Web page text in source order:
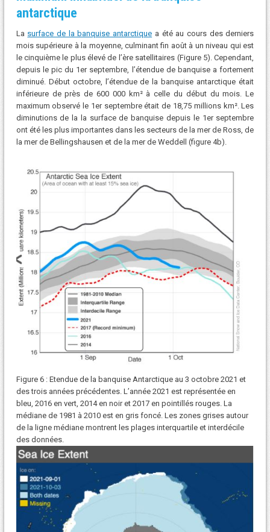
antarctique
La surface de la banquise antarctique a été au cours des derniers
mois supérieure à la moyenne, culminant fin août à un niveau qui est
le cinquième le plus élevé de l’ère satellitaires (Figure 5). Cependant,
depuis le pic du 1er septembre, l’étendue de banquise a fortement
diminué. Début octobre, l’étendue de la banquise antarctique était
inférieure de près de 600 000 km² à celle du début du mois. Le
maximum observé le 1er septembre était de 18,75 millions km². Les
diminutions de la la surface de banquise depuis le 1er septembre
ont été les plus importantes dans les secteurs de la mer de Ross, de
la mer de Bellingshausen et de la mer de Weddell (figure 4b).
Figure 6 : Etendue de la banquise Antarctique au 3 octobre 2021 et
des trois années précédentes. L’année 2021 est représentée en
bleu, 2016 en vert, 2014 en noir et 2017 en pointillés rouges. La
médiane de 1981 à 2010 est en gris foncé. Les zones grises autour
de la ligne médiane montrent les plages interquartile et interdécile
des données.